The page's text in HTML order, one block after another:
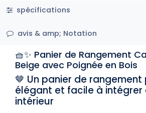
spécifications
avis & amp; Notation
🧺✨ Panier de Rangement
Beige avec Poignée en Bois
🤎 Un panier de
élégant et facile à intégrer
intérieur